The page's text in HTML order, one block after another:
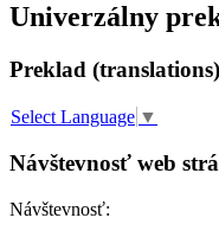
Univerzálny
Preklad (translations)
Select Language ▼
Návštevnosť web
Návštevnosť: